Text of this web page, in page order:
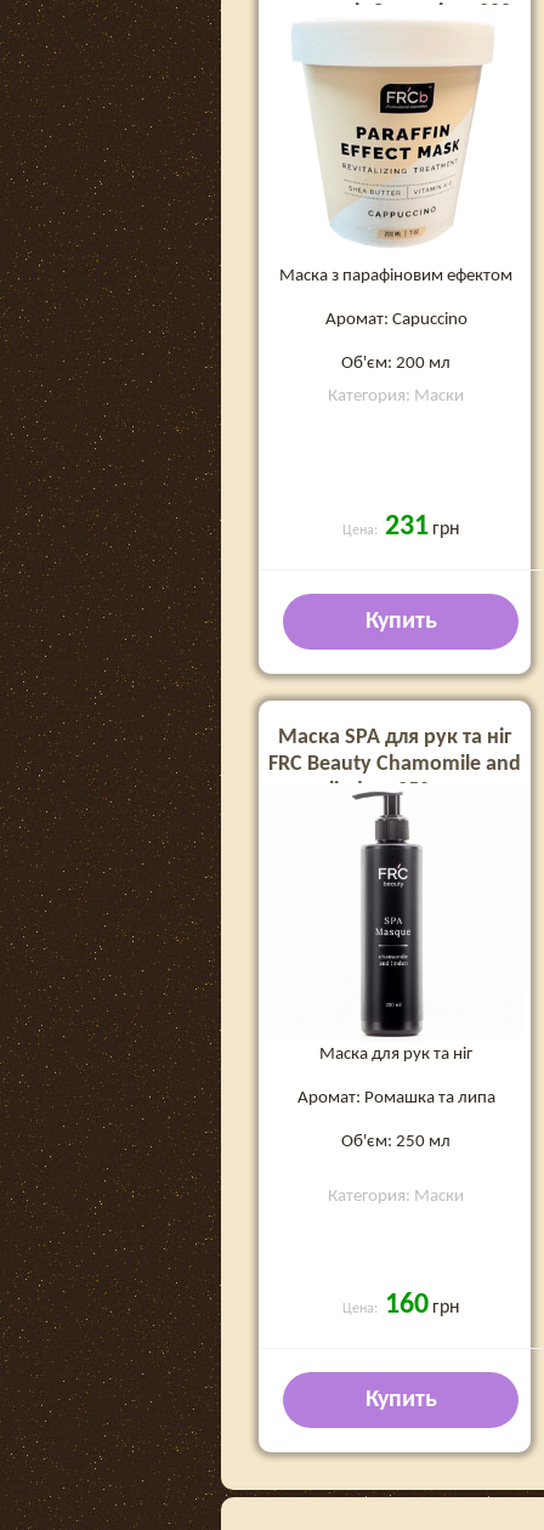
рук та ніг Capuccino, 200
Маска з парафіновим ефектом
Аромат: Capuccino
Об'єм: 200 мл
Категория: Маски
Цена: 231 грн
Купить
Маска SPA для рук та ніг
FRC Beauty Chamomile and
linden, 250 мл
Маска для рук та ніг
Аромат: Ромашка та липа
Об'єм: 250 мл
Категория: Маски
Цена: 160 грн
Купить